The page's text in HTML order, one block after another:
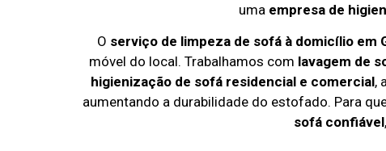
uma empresa de
O serviço de limpeza de sofá à domicílio em
móvel do local. Trabalhamos com lavagem de
higienização de sofá residencial e comercial,
aumentando a durabilidade do estofado. Para
sofá confiável